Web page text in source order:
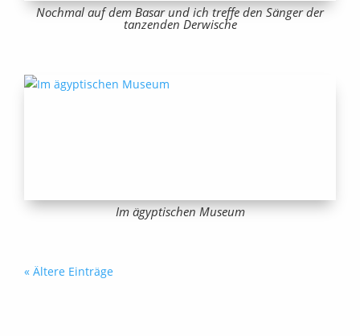
Nochmal auf dem Basar und ich treffe den Sänger der
tanzenden Derwische
Im ägyptischen Museum
« Ältere Einträge